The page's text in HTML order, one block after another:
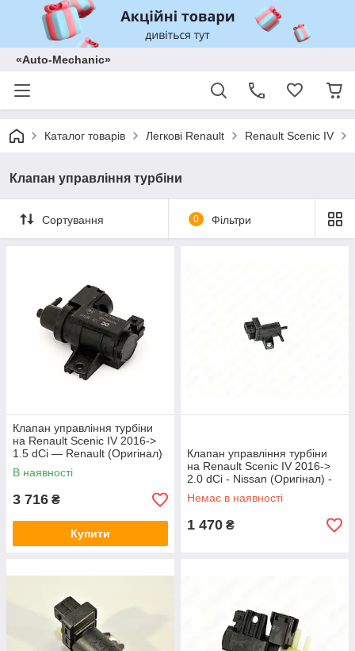
«Auto-Mechanic»
Каталог товарів Легкові Renault Renault Scenic IV
Клапан управління турбіни
Сортування 0 Фільтри
Клапан управління турбіни
на Renault Scenic IV 2016->
1.5 dCi — Renault (Оригінал)
- 149564959R
В наявності
3 716 ₴
Купити
Клапан управління турбіни
на Renault Scenic IV 2016->
2.0 dCi - Nissan (Оригінал) -
14466-00QAA
Немає в наявності
1 470 ₴